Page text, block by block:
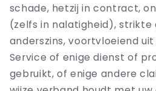
schade, hetzij in contract,
(zelfs in nalatigheid), strikte
anderszins, voortvloeiend
Service of enige dienst of
gebruikt, of enige andere